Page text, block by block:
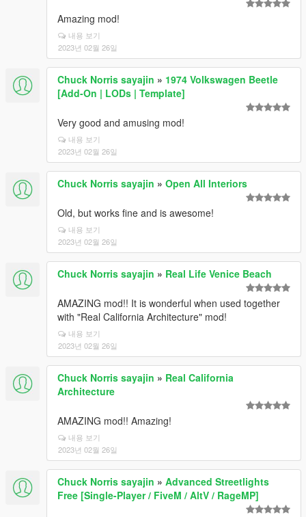
Amazing mod!
내용 보기
2023년 02월 26일
Chuck Norris sayajin » 1974 Volkswagen Beetle
[Add-On | LODs | Template]
Very good and amusing mod!
내용 보기
2023년 02월 26일
Chuck Norris sayajin » Open All Interiors
Old, but works fine and is awesome!
내용 보기
2023년 02월 26일
Chuck Norris sayajin » Real Life Venice Beach
AMAZING mod!! It is wonderful when used together
with "Real California Architecture" mod!
내용 보기
2023년 02월 26일
Chuck Norris sayajin » Real California
Architecture
AMAZING mod!! Amazing!
내용 보기
2023년 02월 26일
Chuck Norris sayajin » Advanced Streetlights
Free [Single-Player / FiveM / AltV / RageMP]